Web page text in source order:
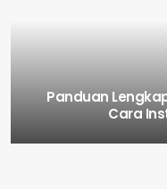
Panduan
Cara